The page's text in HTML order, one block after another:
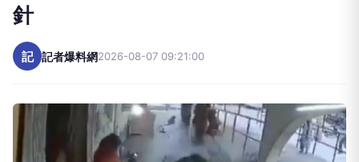
針
記 記者爆料網2026-08-07 09:21:00